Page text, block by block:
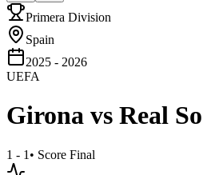
Primera Division
Spain
2025 - 2026
UEFA
Girona vs Real
1 - 1 • Score Final